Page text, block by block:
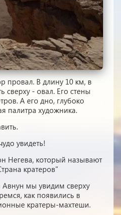
провал. В длину 10 км, в
сверху - овал. Его стены
А его дно, глубоко
палитра художника.
увидеть!
Негева, который называют
кратеров"
Авнун мы увидим сверху
как появились в
кратеры-махтеши.